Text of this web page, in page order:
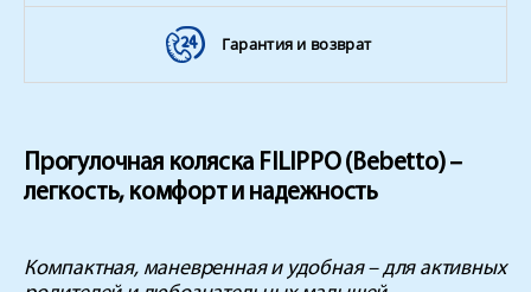
Гарантия и возврат
Прогулочная коляска FILIPPO (Bebetto) –
легкость, комфорт и надежность
Компактная, маневренная и удобная – для активных